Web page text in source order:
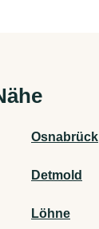
Osnabrück
Detmold
Löhne